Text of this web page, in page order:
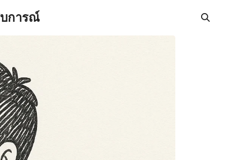
การณ์